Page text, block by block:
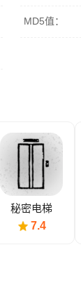
MD5值：
秘密电梯
7.4